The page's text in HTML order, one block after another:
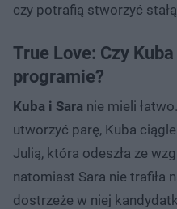
czy potrafią stworzyć
True Love: Czy
programie?
Kuba i Sara nie mieli
utworzyć parę, Kuba
Julią, która odeszła ze
natomiast Sara nie trafiła
dostrzeże w niej